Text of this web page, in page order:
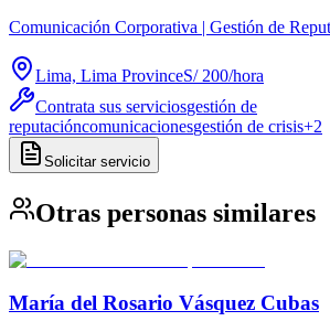
Comunicación Corporativa | Gestión de
Lima, Lima ProvinceS/ 200/hora
Contrata sus serviciosgestión de
reputacióncomunicacionesgestión de crisis+2
Solicitar servicio
Otras personas similares
María del Rosario Vásquez Cubas